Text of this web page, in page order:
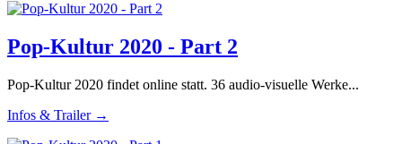
Pop-Kultur 2020 - Part 2
Pop-Kultur 2020 findet online statt. 36 audio-visuelle Werke...
Infos & Trailer →